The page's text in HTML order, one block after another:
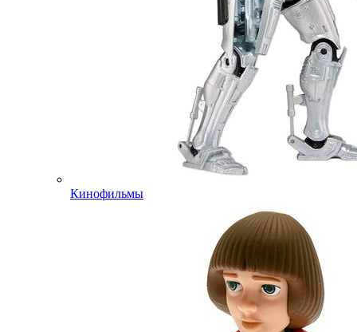
Кинофильмы